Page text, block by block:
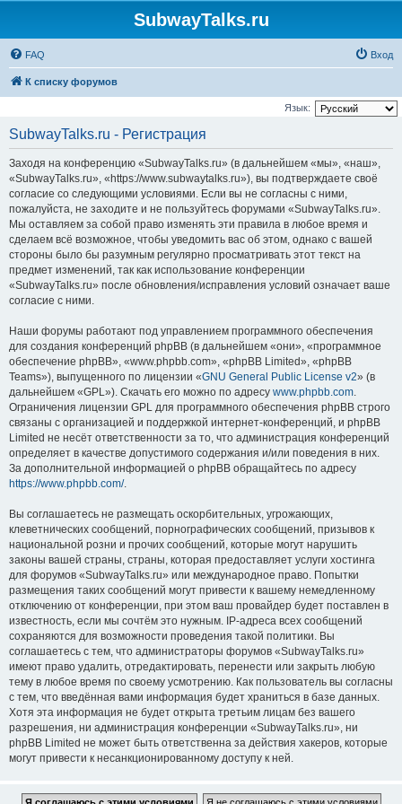
SubwayTalks.ru
FAQ Вход
К списку форумов
Язык:
SubwayTalks.ru - Регистрация
Заходя на конференцию «SubwayTalks.ru» (в дальнейшем «мы», «наш»,
«SubwayTalks.ru», «https://www.subwaytalks.ru»), вы подтверждаете своё
согласие со следующими условиями. Если вы не согласны с ними,
пожалуйста, не заходите и не пользуйтесь форумами «SubwayTalks.ru».
Мы оставляем за собой право изменять эти правила в любое время и
сделаем всё возможное, чтобы уведомить вас об этом, однако с вашей
стороны было бы разумным регулярно просматривать этот текст на
предмет изменений, так как использование конференции
«SubwayTalks.ru» после обновления/исправления условий означает ваше
согласие с ними.
Наши форумы работают под управлением программного обеспечения
для создания конференций phpBB (в дальнейшем «они», «программное
обеспечение phpBB», «www.phpbb.com», «phpBB Limited», «phpBB
Teams»), выпущенного по лицензии «GNU General Public License v2» (в
дальнейшем «GPL»). Скачать его можно по адресу www.phpbb.com.
Ограничения лицензии GPL для программного обеспечения phpBB строго
связаны с организацией и поддержкой интернет-конференций, и phpBB
Limited не несёт ответственности за то, что администрация конференций
определяет в качестве допустимого содержания и/или поведения в них.
За дополнительной информацией о phpBB обращайтесь по адресу
https://www.phpbb.com/.
Вы соглашаетесь не размещать оскорбительных, угрожающих,
клеветнических сообщений, порнографических сообщений, призывов к
национальной розни и прочих сообщений, которые могут нарушить
законы вашей страны, страны, которая предоставляет услуги хостинга
для форумов «SubwayTalks.ru» или международное право. Попытки
размещения таких сообщений могут привести к вашему немедленному
отключению от конференции, при этом ваш провайдер будет поставлен в
известность, если мы сочтём это нужным. IP-адреса всех сообщений
сохраняются для возможности проведения такой политики. Вы
соглашаетесь с тем, что администраторы форумов «SubwayTalks.ru»
имеют право удалить, отредактировать, перенести или закрыть любую
тему в любое время по своему усмотрению. Как пользователь вы согласны
с тем, что введённая вами информация будет храниться в базе данных.
Хотя эта информация не будет открыта третьим лицам без вашего
разрешения, ни администрация конференции «SubwayTalks.ru», ни
phpBB Limited не может быть ответственна за действия хакеров, которые
могут привести к несанкционированному доступу к ней.